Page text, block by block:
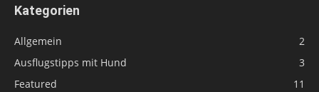
Kategorien
Allgemein
2
Ausflugstipps mit Hund
3
Featured
11